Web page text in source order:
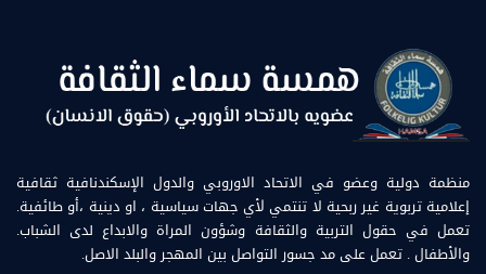
منظمة دولية وعضو في الاتحاد الاوروبي والدول الإسكندنافية ثقافية
إعلامية تربوية غير ربحية لا تنتمي لأي جهات سياسية ، او دينية ،أو طائفية.
تعمل في حقول التربية والثقافة وشؤون المراة والابداع لدى الشباب.
والأطفال . تعمل على مد جسور التواصل بين المهجر والبلد الاصل.